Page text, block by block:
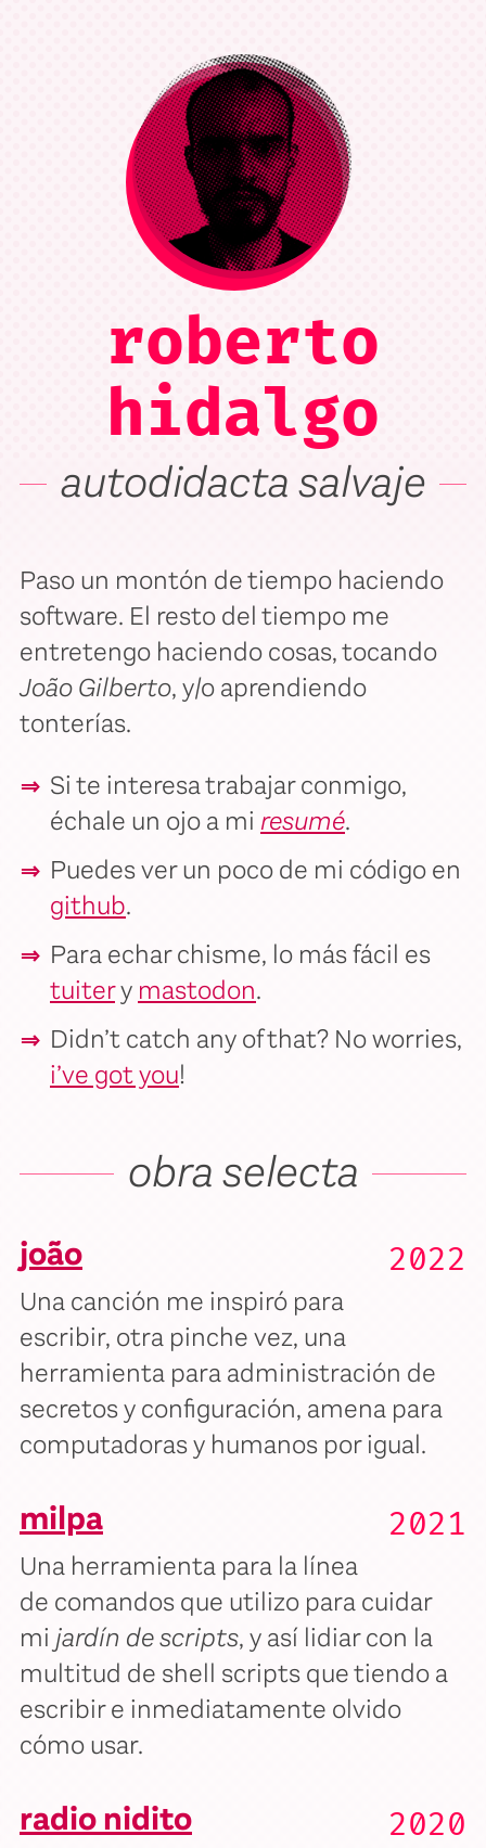
roberto
hidalgo
autodidacta salvaje
Paso un montón de tiempo haciendo
software. El resto del tiempo me
entretengo haciendo cosas, tocando
João Gilberto, y/o aprendiendo
tonterías.
Si te interesa trabajar conmigo,
échale un ojo a mi resumé.
Puedes ver un poco de mi código en
github.
Para echar chisme, lo más fácil es
tuitery mastodon.
Didn’t catch any of that? No worries,
i’ve got you!
obra selecta
joão 2022
Una canción me inspiró para
escribir, otra pinche vez, una
herramienta para administración de
secretos y configuración, amena para
computadoras y humanos por igual.
milpa 2021
Una herramienta para la línea
de comandos que utilizo para cuidar
mi jardín de scripts, y así lidiar con la
multitud de shell scripts que tiendo a
escribir e inmediatamente olvido
cómo usar.
radio nidito 2020